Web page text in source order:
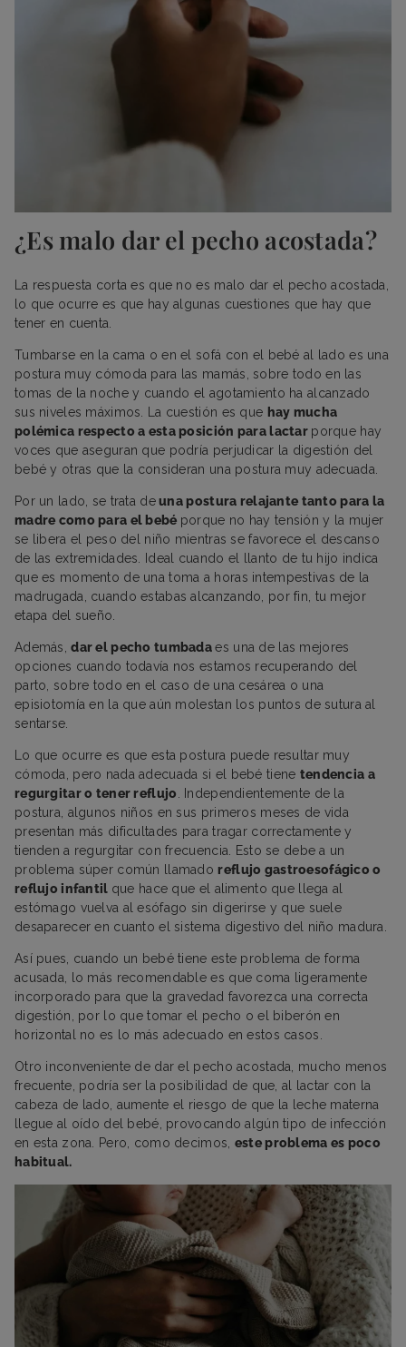
¿Es malo dar el pecho acostada?
La respuesta corta es que no es malo dar el pecho acostada,
lo que ocurre es que hay algunas cuestiones que hay que
tener en cuenta.
Tumbarse en la cama o en el sofá con el bebé al lado es una
postura muy cómoda para las mamás, sobre todo en las
tomas de la noche y cuando el agotamiento ha alcanzado
sus niveles máximos. La cuestión es que hay mucha
polémica respecto a esta posición para lactar porque hay
voces que aseguran que podría perjudicar la digestión del
bebé y otras que la consideran una postura muy adecuada.
Por un lado, se trata deuna postura relajante tanto para la
madre como para el bebé porque no hay tensión y la mujer
se libera el peso del niño mientras se favorece el descanso
de las extremidades. Ideal cuando el llanto de tu hijo indica
que es momento de una toma a horas intempestivas de la
madrugada, cuando estabas alcanzando, por fin, tu mejor
etapa del sueño.
Además,dar el pecho tumbadaes una de las mejores
opciones cuando todavía nos estamos recuperando del
parto, sobre todo en el caso de una cesárea o una
episiotomía en la que aún molestan los puntos de sutura al
sentarse.
Lo que ocurre es que esta postura puede resultar muy
cómoda, pero nada adecuada si el bebé tiene tendencia a
regurgitar o tener reflujo . Independientemente de la
postura, algunos niños en sus primeros meses de vida
presentan más dificultades para tragar correctamente y
tienden a regurgitar con frecuencia. Esto se debe a un
problema súper común llamadoreflujo gastroesofágico o
reflujo infantil que hace que el alimento que llega al
estómago vuelva al esófago sin digerirse y que suele
desaparecer en cuanto el sistema digestivo del niño madura.
Así pues, cuando un bebé tiene este problema de forma
acusada, lo más recomendable es que coma ligeramente
incorporado para que la gravedad favorezca una correcta
digestión, por lo que tomar el pecho o el biberón en
horizontal no es lo más adecuado en estos casos.
Otro inconveniente de dar el pecho acostada, mucho menos
frecuente, podría ser la posibilidad de que, al lactar con la
cabeza de lado, aumente el riesgo de que la leche materna
llegue al oído del bebé, provocando algún tipo de infección
en esta zona. Pero, como decimos, este problema es poco
habitual.